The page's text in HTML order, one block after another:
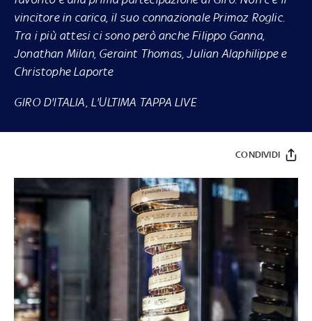
vincitore in carica, il suo connazionale Primoz Roglic.
Tra i più attesi ci sono però anche Filippo Ganna,
Jonathan Milan, Geraint Thomas, Julian Alaphilippe e
Christophe Laporte
GIRO D'ITALIA, L'ULTIMA TAPPA LIVE
CONDIVIDI